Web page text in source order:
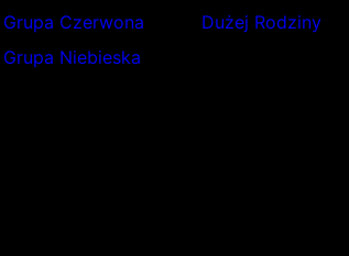
Grupa Czerwona
Grupa Niebieska
Dużej Rodziny